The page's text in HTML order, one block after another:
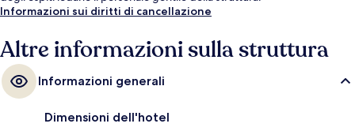
Informazioni sui diritti di cancellazione
Altre informazioni sulla struttura
Informazioni generali
Dimensioni dell'hotel